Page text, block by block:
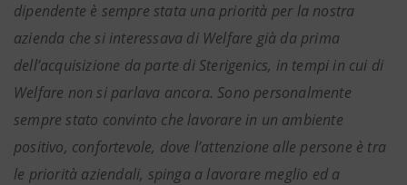
dipendente è sempre stata una priorità per la nostra
azienda che si interessava di Welfare già da prima
dell’acquisizione da parte di Sterigenics, in tempi in cui di
Welfare non si parlava ancora. Sono personalmente
sempre stato convinto che lavorare in un ambiente
positivo, confortevole, dove l’attenzione alle persone è tra
le priorità aziendali, spinga a lavorare meglio ed a